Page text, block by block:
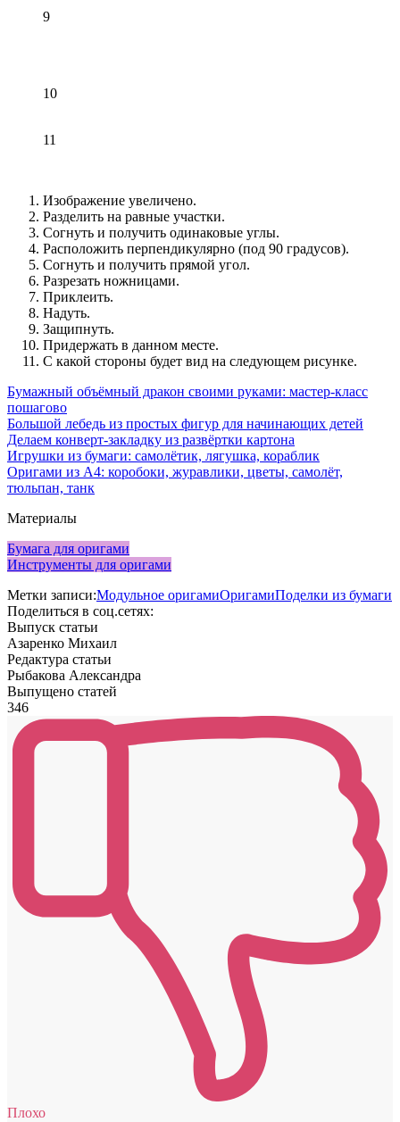
9
10
11
Изображение увеличено.
Разделить на равные участки.
Согнуть и получить одинаковые углы.
Расположить перпендикулярно (под 90 градусов).
Согнуть и получить прямой угол.
Разрезать ножницами.
Приклеить.
Надуть.
Защипнуть.
Придержать в данном месте.
С какой стороны будет вид на следующем рисунке.
Бумажный объёмный дракон своими руками: мастер-класс
пошагово
Большой лебедь из простых фигур для начинающих детей
Делаем конверт-закладку из развёртки картона
Игрушки из бумаги: самолётик, лягушка, кораблик
Оригами из А4: коробоки, журавлики, цветы, самолёт,
тюльпан, танк
Материалы
Бумага для оригами
Инструменты для оригами
Метки записи:Модульное оригамиОригамиПоделки из бумаги
Поделиться в соц.сетях:
Выпуск статьи
Азаренко Михаил
Редактура статьи
Рыбакова Александра
Выпущено статей
346
Плохо